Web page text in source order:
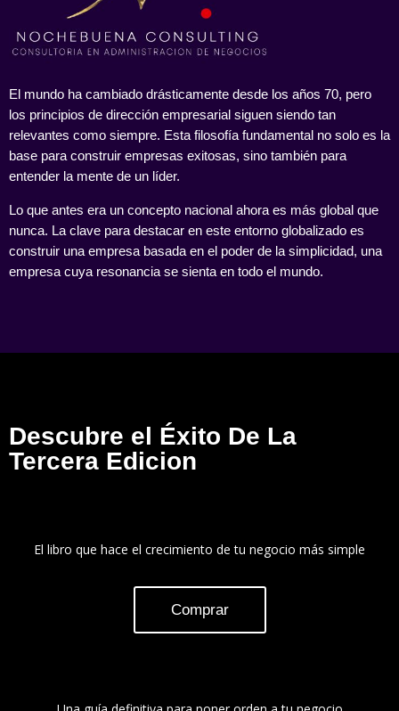
El mundo ha cambiado drásticamente desde los años 70, pero
los principios de dirección empresarial siguen siendo tan
relevantes como siempre. Esta filosofía fundamental no solo es la
base para construir empresas exitosas, sino también para
entender la mente de un líder.
Lo que antes era un concepto nacional ahora es más global que
nunca. La clave para destacar en este entorno globalizado es
construir una empresa basada en el poder de la simplicidad, una
empresa cuya resonancia se sienta en todo el mundo.
Descubre el Éxito De La
Tercera Edicion
El libro que hace el crecimiento de tu negocio más simple
Comprar